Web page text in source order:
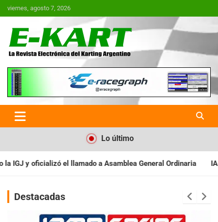
Saltar
al
viernes, agosto 7, 2026
E-Kart.com.ar | La Revista
Electrónica del Karting en
Argentina
Lo último
General Ordinaria IAME SERIES ARGENTINA:
Destacadas